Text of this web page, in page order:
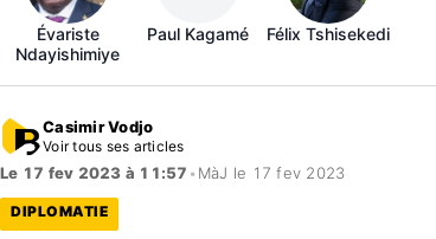
Évariste
Ndayishimiye
Paul Kagamé Félix Tshisekedi
Casimir Vodjo
Voir tous ses articles
Le 17 fev 2023 à 11:57 • MàJ le 17 fev 2023
DIPLOMATIE